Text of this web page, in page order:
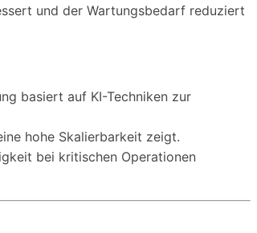
und der Wartungsbedarf reduziert
basiert auf KI-Techniken zur
hohe Skalierbarkeit zeigt.
bei kritischen Operationen